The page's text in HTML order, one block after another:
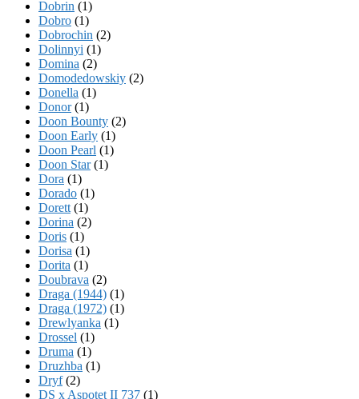
Dobrin (1)
Dobro (1)
Dobrochin (2)
Dolinnyi (1)
Domina (2)
Domodedowskiy (2)
Donella (1)
Donor(1)
Doon Bounty (2)
Doon Early (1)
Doon Pearl (1)
Doon Star(1)
Dora (1)
Dorado (1)
Dorett (1)
Dorina (2)
Doris (1)
Dorisa (1)
Dorita (1)
Doubrava (2)
Draga (1944) (1)
Draga (1972) (1)
Drewlyanka (1)
Drossel (1)
Druma (1)
Druzhba (1)
Dryf(2)
DS x Aspotet II 737 (1)